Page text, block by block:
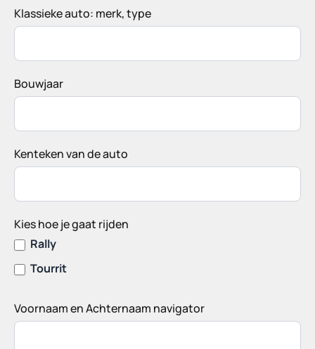
Klassieke auto: merk, type
Bouwjaar
Kenteken van de auto
Kies hoe je gaat rijden
Rally
Tourrit
Voornaam en Achternaam navigator